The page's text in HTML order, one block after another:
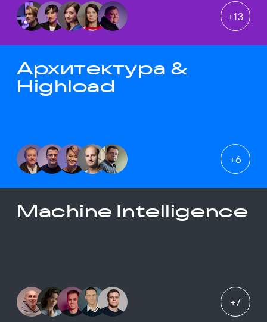
+13
Архитектура &
Highload
+6
Machine Intelligence
+7